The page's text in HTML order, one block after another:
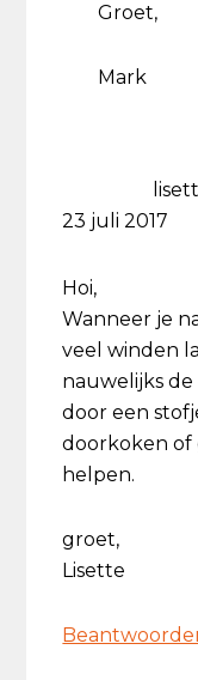
Groet,
Mark
23 juli 2017
Hoi,
Wanneer je
veel winden
nauwelijks
door een
doorkoken of
helpen.
groet,
Lisette